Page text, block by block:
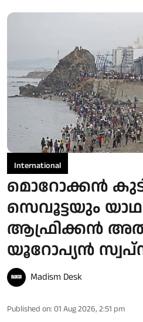
International
മൊറോക്കന്‍
സെവൂട്ടയും
ആഫ്രിക്കന്‍
യൂറോപ്യന്‍
Madism Desk
Published on: 01 Aug 2026, 2:51 pm